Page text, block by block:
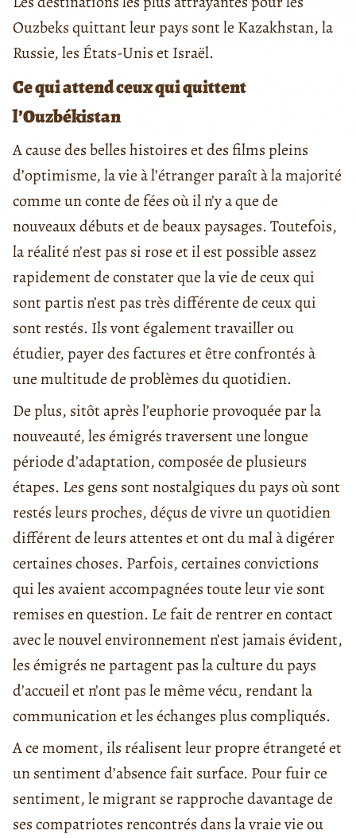
Ouzbeks quittant leur pays sont le Kazakhstan, la
Russie, les États-Unis et Israël.
Ce qui attend ceux qui quittent
l’Ouzbékistan
A cause des belles histoires et des films pleins
d’optimisme, la vie à l’étranger paraît à la majorité
comme un conte de fées où il n’y a que de
nouveaux débuts et de beaux paysages. Toutefois,
la réalité n’est pas si rose et il est possible assez
rapidement de constater que la vie de ceux qui
sont partis n’est pas très différente de ceux qui
sont restés. Ils vont également travailler ou
étudier, payer des factures et être confrontés à
une multitude de problèmes du quotidien.
De plus, sitôt après l’euphorie provoquée par la
nouveauté, les émigrés traversent une longue
période d’adaptation, composée de plusieurs
étapes. Les gens sont nostalgiques du pays où sont
restés leurs proches, déçus de vivre un quotidien
différent de leurs attentes et ont du mal à digérer
certaines choses. Parfois, certaines convictions
qui les avaient accompagnées toute leur vie sont
remises en question. Le fait de rentrer en contact
avec le nouvel environnement n’est jamais évident,
les émigrés ne partagent pas la culture du pays
d’accueil et n’ont pas le même vécu, rendant la
communication et les échanges plus compliqués.
A ce moment, ils réalisent leur propre étrangeté et
un sentiment d’absence fait surface. Pour fuir ce
sentiment, le migrant se rapproche davantage de
ses compatriotes rencontrés dans la vraie vie ou